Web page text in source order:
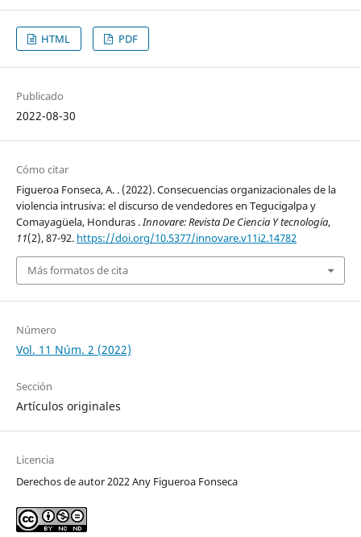
HTML PDF
Publicado
2022-08-30
Cómo citar
Figueroa Fonseca, A. . (2022). Consecuencias organizacionales de la
violencia intrusiva: el discurso de vendedores en Tegucigalpa y
Comayagüela, Honduras .Innovare: Revista De Ciencia Y tecnología,
11(2), 87-92. https://doi.org/10.5377/innovare.v11i2.14782
Más formatos de cita
Número
Vol. 11 Núm. 2 (2022)
Sección
Artículos originales
Licencia
Derechos de autor 2022 Any Figueroa Fonseca